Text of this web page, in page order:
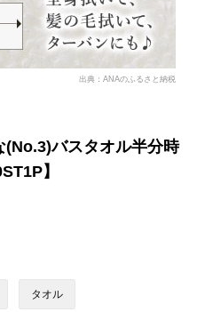
出典：ANAのふるさと納税
バスタオル半分時
】
タオル